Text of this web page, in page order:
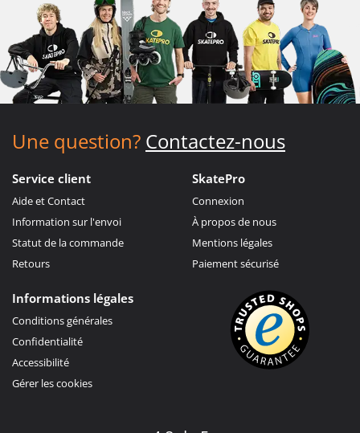
Une question? Contactez-nous
Service client
Aide et Contact
Information sur l'envoi
Statut de la commande
Retours
SkatePro
Connexion
À propos de nous
Mentions légales
Paiement sécurisé
Informations légales
Conditions générales
Confidentialité
Accessibilité
Gérer les cookies